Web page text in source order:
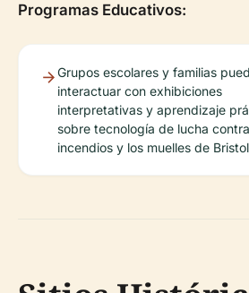
Programas Educativos:
Grupos escolares y familias
interactuar con exhibiciones
interpretativas y aprendizaje
sobre tecnología de lucha contra
incendios y los muelles de